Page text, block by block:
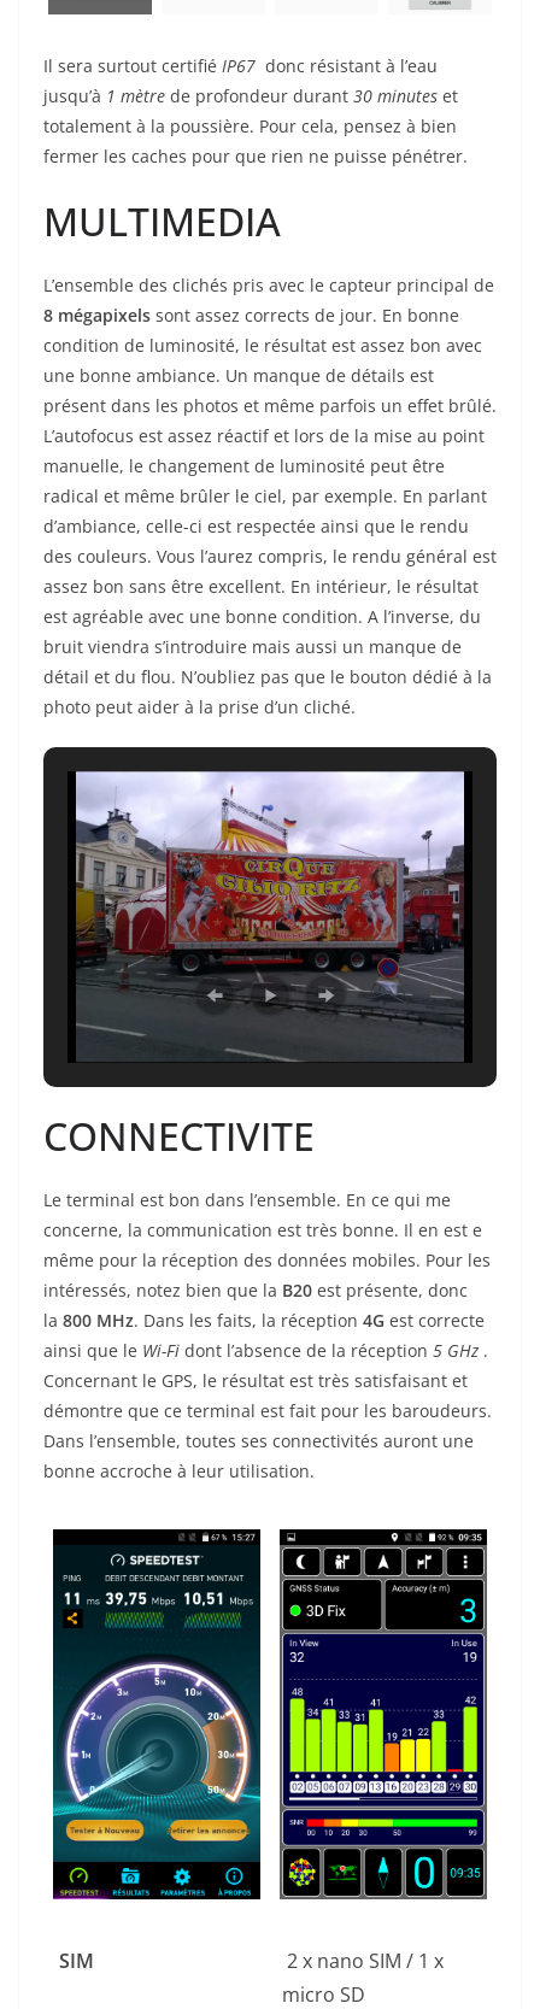
Il sera surtout certifié IP67 donc résistant à l’eau
jusqu’à 1 mètre de profondeur durant 30 minutes et
totalement à la poussière. Pour cela, pensez à bien
fermer les caches pour que rien ne puisse pénétrer.
MULTIMEDIA
L’ensemble des clichés pris avec le capteur principal de
8 mégapixels sont assez corrects de jour. En bonne
condition de luminosité, le résultat est assez bon avec
une bonne ambiance. Un manque de détails est
présent dans les photos et même parfois un effet brûlé.
L’autofocus est assez réactif et lors de la mise au point
manuelle, le changement de luminosité peut être
radical et même brûler le ciel, par exemple. En parlant
d’ambiance, celle-ci est respectée ainsi que le rendu
des couleurs. Vous l’aurez compris, le rendu général est
assez bon sans être excellent. En intérieur, le résultat
est agréable avec une bonne condition. A l’inverse, du
bruit viendra s’introduire mais aussi un manque de
détail et du flou. N’oubliez pas que le bouton dédié à la
photo peut aider à la prise d’un cliché.
CONNECTIVITE
Le terminal est bon dans l’ensemble. En ce qui me
concerne, la communication est très bonne. Il en est e
même pour la réception des données mobiles. Pour les
intéressés, notez bien que la B20 est présente, donc
la 800 MHz. Dans les faits, la réception 4G est correcte
ainsi que le Wi-Fi dont l’absence de la réception 5 GHz .
Concernant le GPS, le résultat est très satisfaisant et
démontre que ce terminal est fait pour les baroudeurs.
Dans l’ensemble, toutes ses connectivités auront une
bonne accroche à leur utilisation.
SIM
2 x nano SIM / 1 x
micro SD